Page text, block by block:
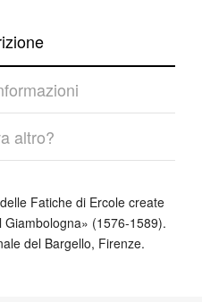
altro?
Fatiche di Ercole create
(1576-1589).
del Bargello, Firenze.